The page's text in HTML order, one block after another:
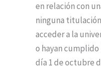
en relación con
ninguna
acceder a la
o hayan cumplido
día 1 de octubre